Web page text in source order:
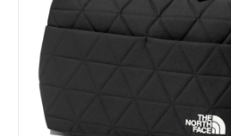
ビジネスと働き方のヒント
AI活用のいまが分かる